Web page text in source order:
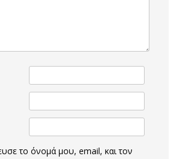
το όνομά μου, email, και τον